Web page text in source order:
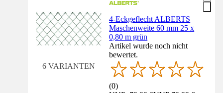
6 VARIANTEN
4-Eckgeflecht ALBERTS
Maschenweite 60 mm 25 x
0,80 m grün
Artikel wurde noch nicht
bewertet.
(0)